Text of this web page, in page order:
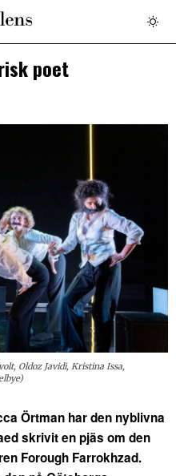
poet
Oldoz Javidi, Kristina Issa,
Örtman har den nyblivna
skrivit en pjäs om den
Forough Farrokhzad.